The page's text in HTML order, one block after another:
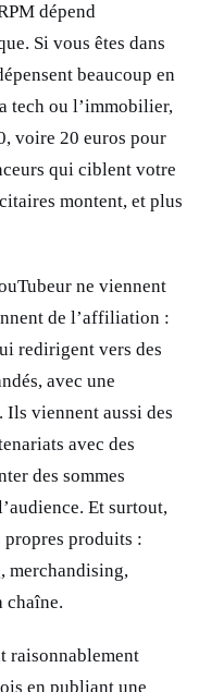
dépend
Si vous êtes dans
beaucoup en
tech ou l’immobilier,
voire 20 euros pour
qui ciblent votre
montent, et plus
ne viennent
de l’affiliation :
redirigent vers des
avec une
Ils viennent aussi des
avec des
des sommes
Et surtout,
propres produits :
merchandising,
chaîne.
raisonnablement
en publiant une